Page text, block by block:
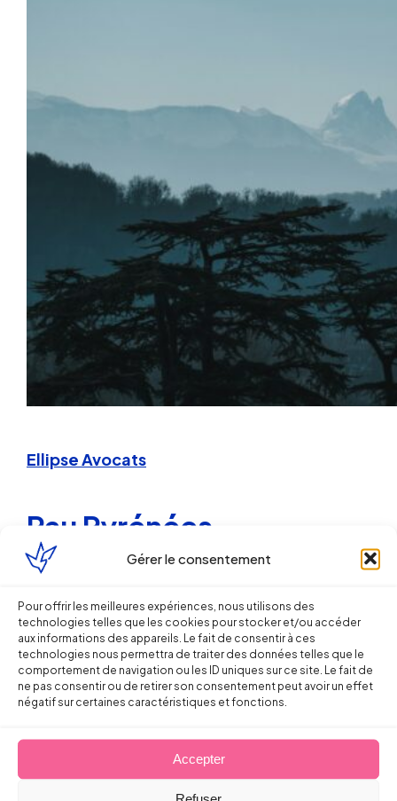
Gérer le consentement
Pour offrir les meilleures expériences, nous utilisons des
technologies telles que les cookies pour stocker et/ou accéder
aux informations des appareils. Le fait de consentir à ces
technologies nous permettra de traiter des données telles que le
comportement de navigation ou les ID uniques sur ce site. Le fait de
ne pas consentir ou de retirer son consentement peut avoir un effet
négatif sur certaines caractéristiques et fonctions.
Accepter
Ellipse Avocats
Pau Pyrénées
Mes compétences